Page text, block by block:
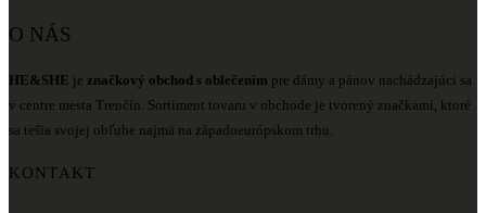
O NÁS
HE&SHE je značkový obchod s oblečením pre dámy a pánov nachádzajúci sa
v centre mesta Trenčín. Sortiment tovaru v obchode je tvorený značkami, ktoré
sa tešia svojej obľube najmä na západoeurópskom trhu.
KONTAKT